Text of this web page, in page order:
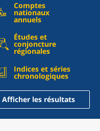
Comptes
nationaux
annuels
Études et
conjoncture
régionales
Indices et séries
chronologiques
Afficher les résultats